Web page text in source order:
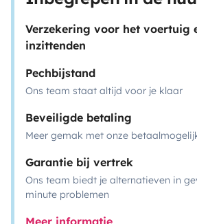
Verzekering voor het voertuig
inzittenden
Pechbijstand
Ons team staat altijd voor je klaar
Beveiligde betaling
Meer gemak met onze
Garantie bij vertrek
Ons team biedt je alternatieven in
minute problemen
Meer informatie